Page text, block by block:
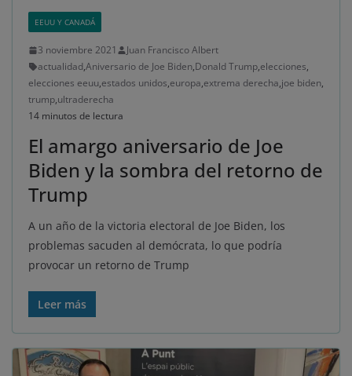
EEUU Y CANADÁ
3 noviembre 2021
Juan Francisco Albert
actualidad,Aniversario de Joe Biden,Donald Trump,elecciones,
elecciones eeuu,estados unidos,europa,extrema derecha,joe biden,
trump,ultraderecha
14 minutos de lectura
El amargo aniversario de Joe
Biden y la sombra del retorno de
Trump
A un año de la victoria electoral de Joe Biden, los
problemas sacuden al demócrata, lo que podría
provocar un retorno de Trump
Leer más